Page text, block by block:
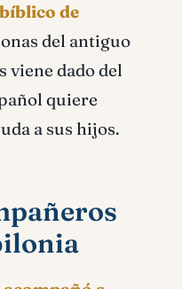
de
del antiguo
viene dado del
quiere
a sus hijos.